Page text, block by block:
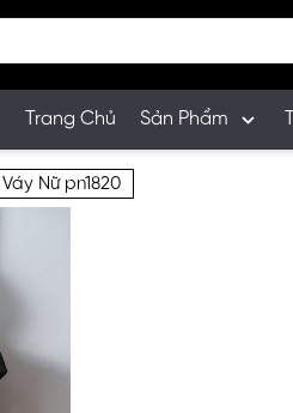
Trang Chủ Sản Phẩm
Nữ pn1820